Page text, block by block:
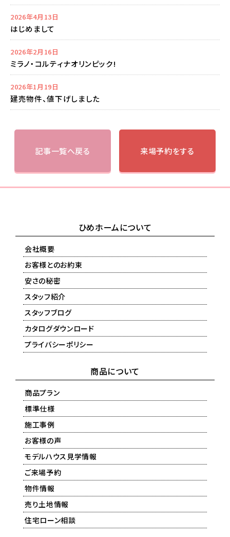
2026年4月13日
はじめまして
2026年2月16日
ミラノ・コルティナオリンピック!
2026年1月19日
建売物件、値下げしました
記事一覧へ戻る 来場予約をする
ひめホームについて
会社概要
お客様とのお約束
安さの秘密
スタッフ紹介
スタッフブログ
カタログダウンロード
プライバシーポリシー
商品について
商品プラン
標準仕様
施工事例
お客様の声
モデルハウス見学情報
ご来場予約
物件情報
売り土地情報
住宅ローン相談